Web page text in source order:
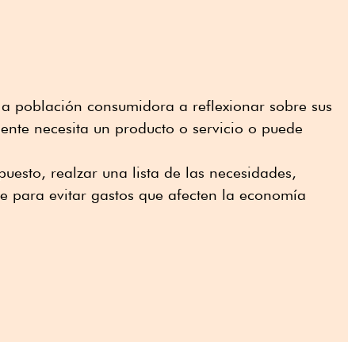
población consumidora a reflexionar sobre sus
necesita un producto o servicio o puede
realzar una lista de las necesidades,
para evitar gastos que afecten la economía